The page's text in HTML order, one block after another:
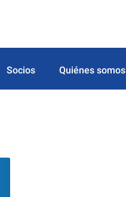
Socios Quiénes somos